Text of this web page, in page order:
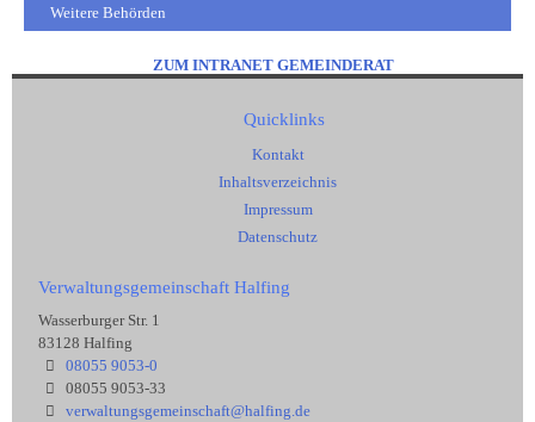
Weitere Behörden
ZUM INTRANET GEMEINDERAT
Quicklinks
Kontakt
Inhaltsverzeichnis
Impressum
Datenschutz
Verwaltungsgemeinschaft Halfing
Wasserburger Str. 1
83128 Halfing
08055 9053-0
08055 9053-33
verwaltungsgemeinschaft@halfing.de